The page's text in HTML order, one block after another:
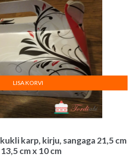
karp, kirju, sangaga 21,5 cm
cm x 10 cm
LISA KORVI